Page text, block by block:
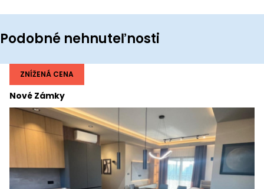
Podobné nehnuteľnosti
Nové Zámky
ZNÍŽENÁ CENA